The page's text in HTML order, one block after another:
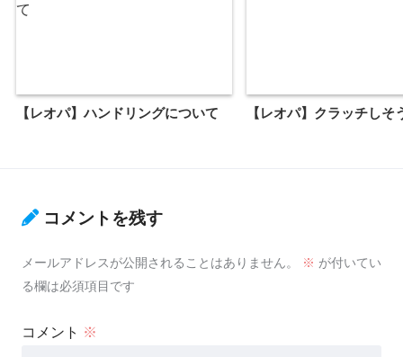
【レオパ】ハンドリングについて 【レオパ】クラッチしそ
コメントを残す
メールアドレスが公開されることはありません。 ※ が付いてい
る欄は必須項目です
コメント ※